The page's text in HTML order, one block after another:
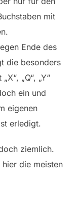
mit
Ende des
die besonders
„Q“, „Y“
ein und
eigenen
erledigt.
ziemlich.
die meisten